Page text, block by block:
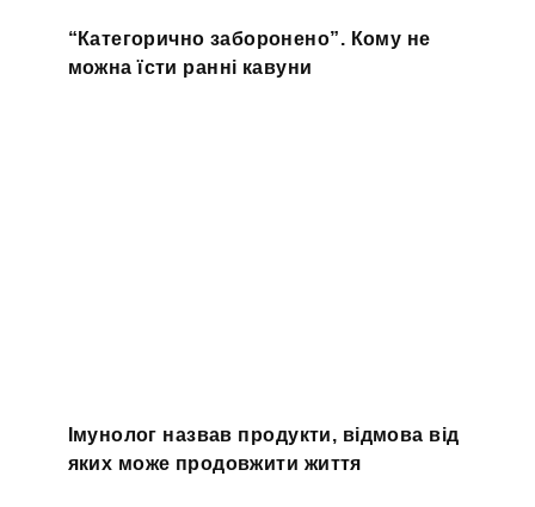
“Категорично заборонено”. Кому не
можна їсти ранні кавуни
Імунолог назвав продукти, відмова від
яких може продовжити життя